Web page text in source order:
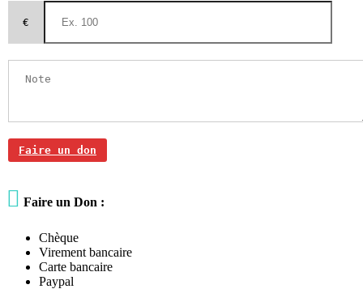
€
Faire un don
 Faire un Don :
Chèque
Virement bancaire
Carte bancaire
Paypal